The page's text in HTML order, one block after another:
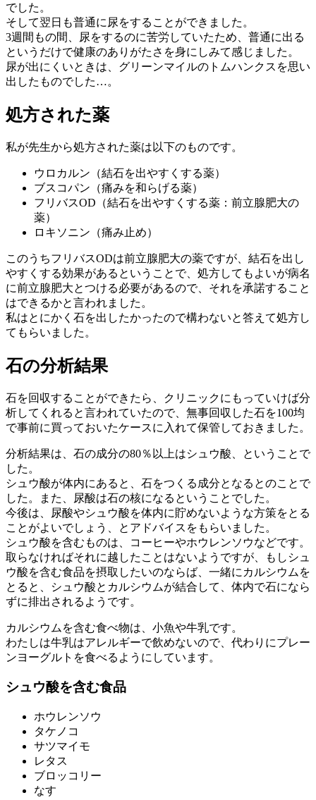
でした。
そして翌日も普通に尿をすることができました。
3週間もの間、尿をするのに苦労していたため、普通に出る
というだけで健康のありがたさを身にしみて感じました。
尿が出にくいときは、グリーンマイルのトムハンクスを思い
出したものでした…。
処方された薬
私が先生から処方された薬は以下のものです。
ウロカルン（結石を出やすくする薬）
ブスコパン（痛みを和らげる薬）
フリバスOD（結石を出やすくする薬：前立腺肥大の
薬）
ロキソニン（痛み止め）
このうちフリバスODは前立腺肥大の薬ですが、結石を出し
やすくする効果があるということで、処方してもよいが病名
に前立腺肥大とつける必要があるので、それを承諾すること
はできるかと言われました。
私はとにかく石を出したかったので構わないと答えて処方し
てもらいました。
石の分析結果
石を回収することができたら、クリニックにもっていけば分
析してくれると言われていたので、無事回収した石を100均
で事前に買っておいたケースに入れて保管しておきました。
分析結果は、石の成分の80％以上はシュウ酸、ということで
した。
シュウ酸が体内にあると、石をつくる成分となるとのことで
した。また、尿酸は石の核になるということでした。
今後は、尿酸やシュウ酸を体内に貯めないような方策をとる
ことがよいでしょう、とアドバイスをもらいました。
シュウ酸を含むものは、コーヒーやホウレンソウなどです。
取らなければそれに越したことはないようですが、もしシュ
ウ酸を含む食品を摂取したいのならば、一緒にカルシウムを
とると、シュウ酸とカルシウムが結合して、体内で石になら
ずに排出されるようです。
カルシウムを含む食べ物は、小魚や牛乳です。
わたしは牛乳はアレルギーで飲めないので、代わりにプレー
ンヨーグルトを食べるようにしています。
シュウ酸を含む食品
ホウレンソウ
タケノコ
サツマイモ
レタス
ブロッコリー
なす